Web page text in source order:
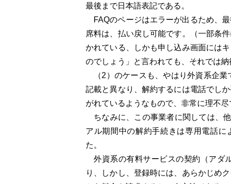
最後まで日本語表記である。
FAQのページはエラーが出るため、
席料は、払い戻し可能です。（一部条
かれている、しかも申し込み画面には
のでしょう」と言われても、それでは
（2）のケースも、やはり外資系企業
記載と異なり、解約するには電話でし
がれているようなもので、非常に理不尽
ちなみに、この事業者に関しては、
アル期間中の解約手続きは専用電話
た。
外資系の有料サービスの契約（アダ
り、しかし、登録時には、あらかじめ